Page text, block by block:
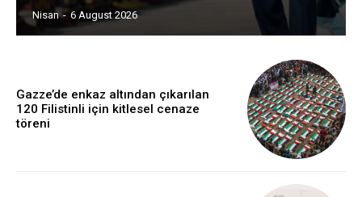
Nisan - 6 August 2026
Gazze’de enkaz altından çıkarılan
120 Filistinli için kitlesel cenaze
töreni